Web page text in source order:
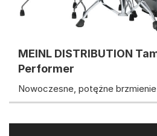
MEINL DISTRIBUTION
Performer
Nowoczesne, potężne